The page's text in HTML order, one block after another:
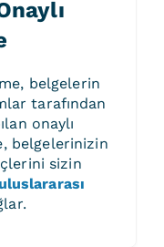
belgelerin
tarafından
onaylı
belgelerinizin
sizin
uluslararası